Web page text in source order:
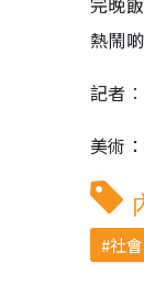
熱鬧
記者
美術
社